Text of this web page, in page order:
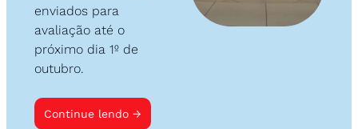
enviados para
avaliação até o
próximo dia 1º de
outubro.
Continue lendo →